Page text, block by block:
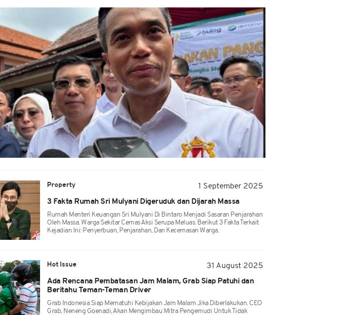
Property
1 September 2025
3 Fakta Rumah Sri Mulyani Digeruduk dan Dijarah Massa
Rumah Menteri Keuangan Sri Mulyani Di Bintaro Menjadi Sasaran Penjarahan
Oleh Massa. Warga Sekitar Cemas Aksi Serupa Meluas. Berikut 3 Fakta Terkait
Kejadian Ini: Penyerbuan, Penjarahan, Dan Kecemasan Warga.
Hot Issue
31 August 2025
Ada Rencana Pembatasan Jam Malam, Grab Siap Patuhi dan
Beritahu Teman-Teman Driver
Grab Indonesia Siap Mematuhi Kebijakan Jam Malam Jika Diberlakukan. CEO
Grab, Neneng Goenadi, Akan Mengimbau Mitra Pengemudi Untuk Tidak